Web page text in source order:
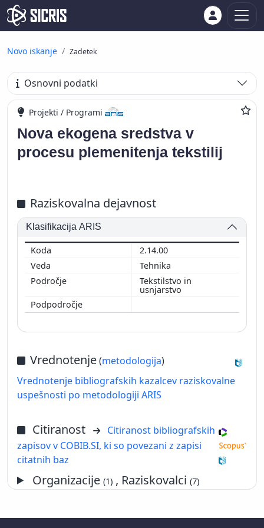
Novo iskanje Zadetek
Osnovni podatki
Projekti / Programi
Nova ekogena sredstva v
procesu plemenitenja tekstilij
Raziskovalna dejavnost
Klasifikacija ARIS
2.14.00
Tehnika
Tekstilstvo in
usnjarstvo
Vrednotenje(metodologija)
Vrednotenje bibliografskih kazalcev raziskovalne
uspešnosti po metodologiji ARIS
Citiranost
Citiranost bibliografskih
zapisov v COBIB.SI, ki so povezani z zapisi
citatnih baz
Organizacije(1) , Raziskovalci(7)